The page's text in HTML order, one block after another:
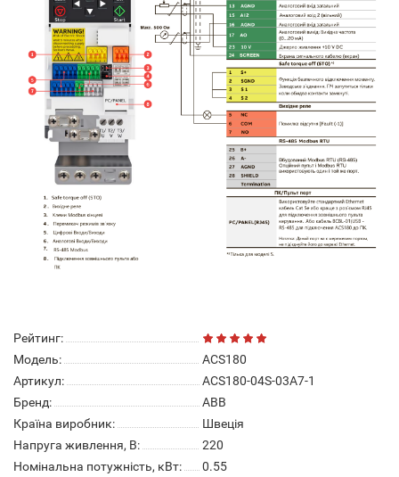
Рейтинг:
Модель:
ACS180
Артикул:
ACS180-04S-03A7-1
Бренд:
ABB
Країна виробник:
Швеція
Напруга живлення, В:
220
Номінальна потужність, кВт:
0.55